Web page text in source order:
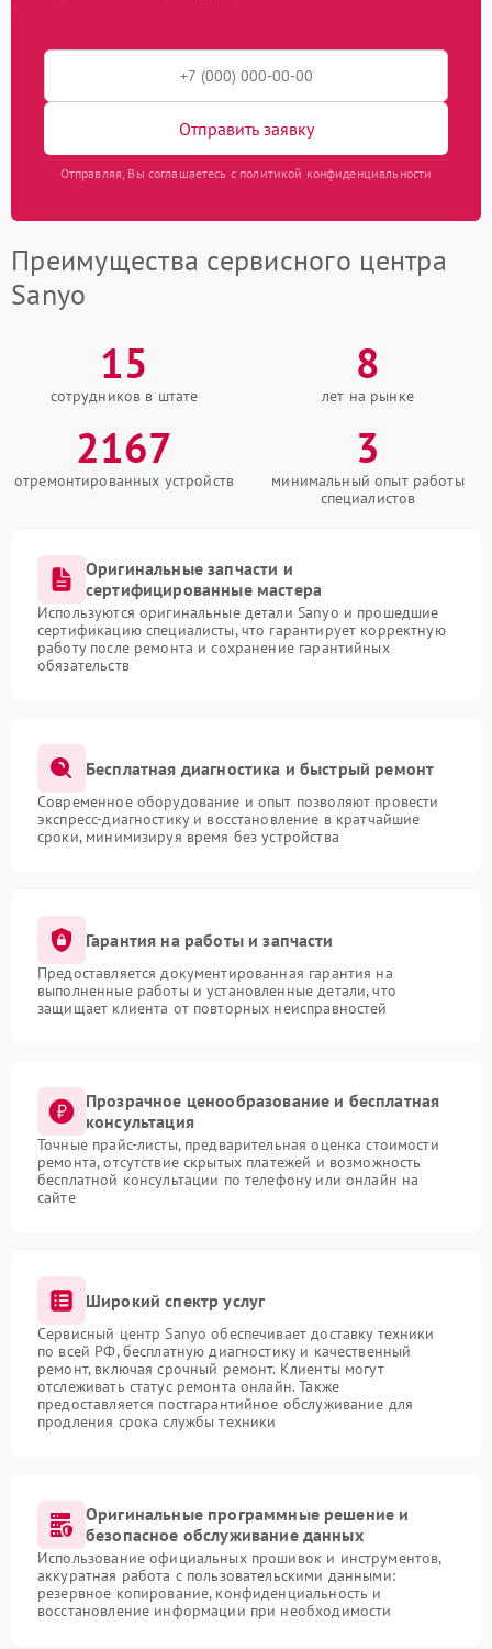
Отправить заявку
Отправляя, Вы соглашаетесь с политикой конфиденциальности
Преимущества сервисного центра
Sanyo
15
сотрудников в штате
8
лет на рынке
2167
отремонтированных устройств
3
минимальный опыт работы
специалистов
Оригинальные запчасти и
сертифицированные мастера
Используются оригинальные детали Sanyo и прошедшие
сертификацию специалисты, что гарантирует корректную
работу после ремонта и сохранение гарантийных
обязательств
Бесплатная диагностика и быстрый ремонт
Современное оборудование и опыт позволяют провести
экспресс-диагностику и восстановление в кратчайшие
сроки, минимизируя время без устройства
Гарантия на работы и запчасти
Предоставляется документированная гарантия на
выполненные работы и установленные детали, что
защищает клиента от повторных неисправностей
Прозрачное ценообразование и бесплатная
консультация
Точные прайс-листы, предварительная оценка стоимости
ремонта, отсутствие скрытых платежей и возможность
бесплатной консультации по телефону или онлайн на
сайте
Широкий спектр услуг
Сервисный центр Sanyo обеспечивает доставку техники
по всей РФ, бесплатную диагностику и качественный
ремонт, включая срочный ремонт. Клиенты могут
отслеживать статус ремонта онлайн. Также
предоставляется постгарантийное обслуживание для
продления срока службы техники
Оригинальные программные решение и
безопасное обслуживание данных
Использование официальных прошивок и инструментов,
аккуратная работа с пользовательскими данными:
резервное копирование, конфиденциальность и
восстановление информации при необходимости